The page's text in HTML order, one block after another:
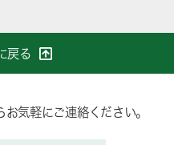
戻る
気軽にご連絡ください。